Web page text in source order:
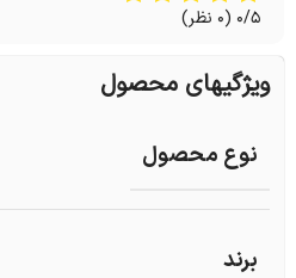
0/5 (0 نظر)
ویژگیهای محصول
نوع محصول
برند